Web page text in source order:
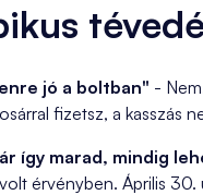
jó a boltban" -
fizetsz, a kasszás
így marad, mindig
érvényben. Április